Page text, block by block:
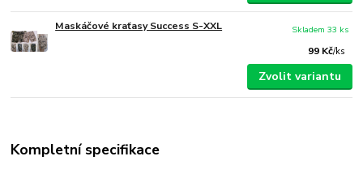
Maskáčové kraťasy Success S-XXL
99 Kč/ks
Skladem 33 ks
Zvolit variantu
Kompletní specifikace